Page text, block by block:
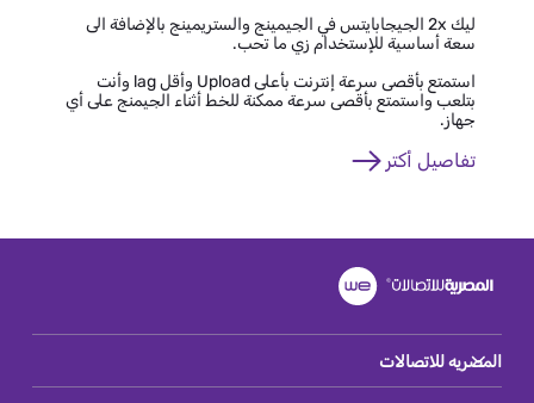
ليك 2x الجيجابايتس في الجيمينج والستريمينج بالإضافة الى
سعة أساسية للإستخدام زي ما تحب.
استمتع بأقصى سرعة إنترنت بأعلى Upload وأقل lag وأنت
بتلعب واستمتع بأقصى سرعة ممكنة للخط أثناء الجيمنج على أي
جهاز.
تفاصيل أكتر
المصريه للاتصالات